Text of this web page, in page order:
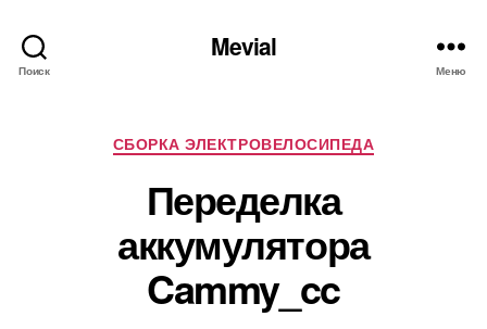
Поиск
Mevial
Меню
Рубрики
СБОРКА ЭЛЕКТРОВЕЛОСИПЕДА
Переделка
аккумулятора
Cammy_cc